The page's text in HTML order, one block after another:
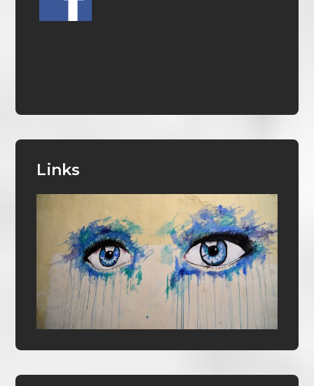
Links